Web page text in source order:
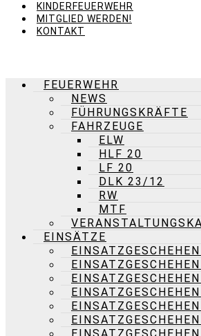
KINDERFEUERWEHR
MITGLIED WERDEN!
KONTAKT
FEUERWEHR
NEWS
FÜHRUNGSKRÄFTE
FAHRZEUGE
ELW
HLF 20
LF 20
DLK 23/12
RW
MTF
EINSÄTZE